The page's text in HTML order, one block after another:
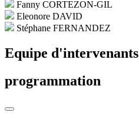
Fanny CORTEZON-GIL
Eleonore DAVID
Stéphane FERNANDEZ
Equipe d'intervenants
programmation